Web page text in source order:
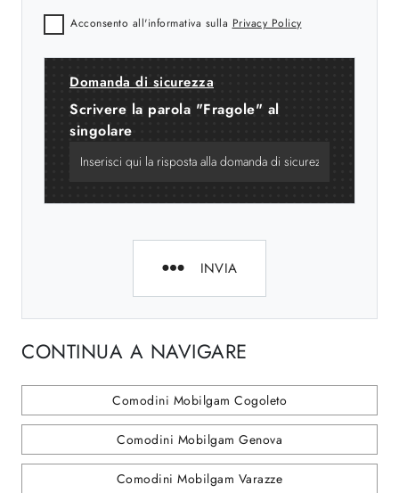
Acconsento all'informativa sulla Privacy Policy
Domanda di sicurezza
Scrivere la parola "Fragole" al
singolare
INVIA
CONTINUA A NAVIGARE
Comodini Mobilgam Cogoleto
Comodini Mobilgam Genova
Comodini Mobilgam Varazze